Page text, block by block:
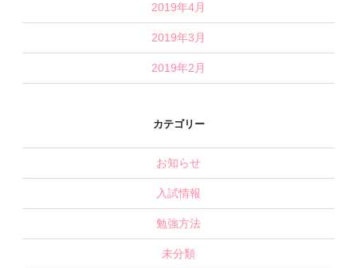
2019年4月
2019年3月
2019年2月
カテゴリー
お知らせ
入試情報
勉強方法
未分類